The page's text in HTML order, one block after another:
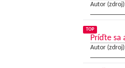
Autor
TOP
Príďte sa
Autor